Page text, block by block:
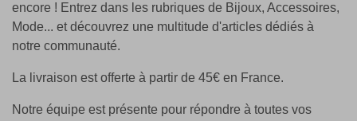
encore ! Entrez dans les rubriques de Bijoux, Accessoires,
Mode... et découvrez une multitude d'articles dédiés à
notre communauté.
La livraison est offerte à partir de 45€ en France.
Notre équipe est présente pour répondre à toutes vos